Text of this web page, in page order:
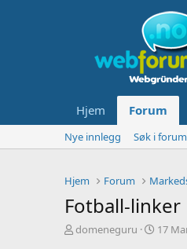
Hjem Forum
Nye innlegg Søk i
Hjem Forum
Fotball-linker
T
domeneguru
S17